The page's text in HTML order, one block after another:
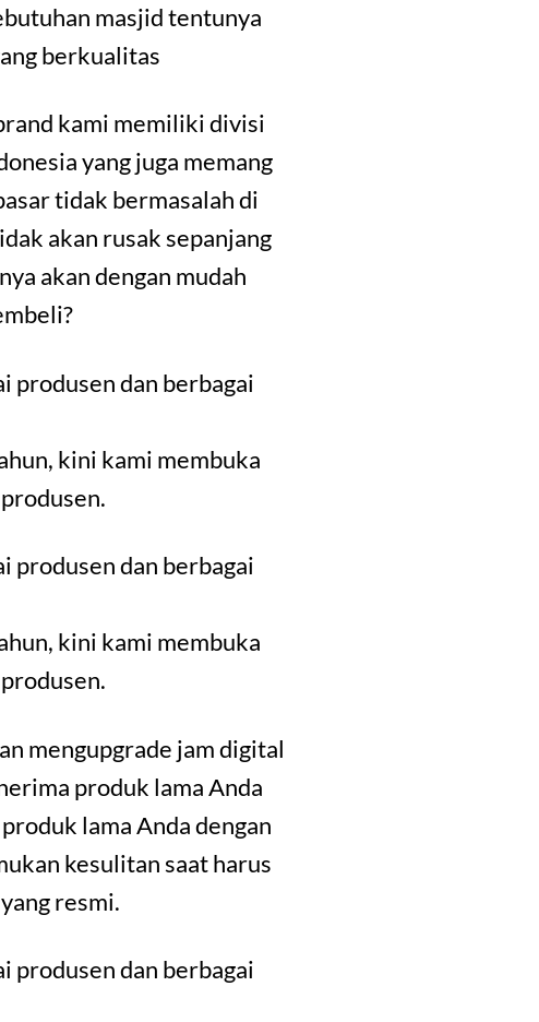
masjid tentunya
berkualitas
kami memiliki divisi
yang juga memang
tidak bermasalah di
akan rusak sepanjang
akan dengan mudah
produsen dan berbagai
kini kami membuka
produsen dan berbagai
kini kami membuka
mengupgrade jam digital
produk lama Anda
lama Anda dengan
kesulitan saat harus
resmi.
produsen dan berbagai